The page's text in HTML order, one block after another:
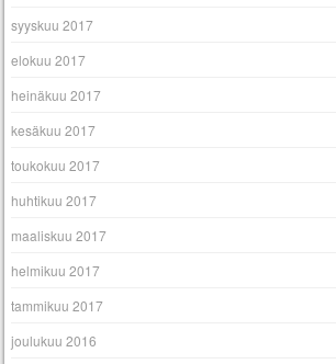
syyskuu 2017
elokuu 2017
heinäkuu 2017
kesäkuu 2017
toukokuu 2017
huhtikuu 2017
maaliskuu 2017
helmikuu 2017
tammikuu 2017
joulukuu 2016